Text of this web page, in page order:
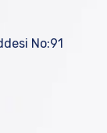
No:91